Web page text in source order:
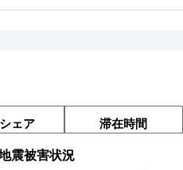
ェア 滞在時間
震被害状況